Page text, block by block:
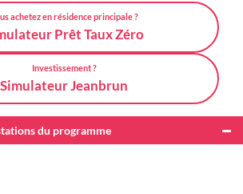
achetez en résidence principale ?
Prêt Taux Zéro
Investissement ?
Simulateur Jeanbrun
du programme